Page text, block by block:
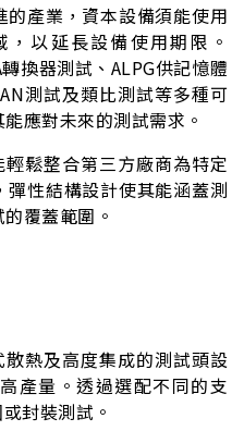
產業，資本設備須能使用
以延長設備使用期限。
換器測試、ALPG供記憶體
測試及類比測試等多種可
應對未來的測試需求。
鬆整合第三方廠商為特定
性結構設計使其能涵蓋測
覆蓋範圍。
熱及高度集成的測試頭設
產量。透過選配不同的支
封裝測試。